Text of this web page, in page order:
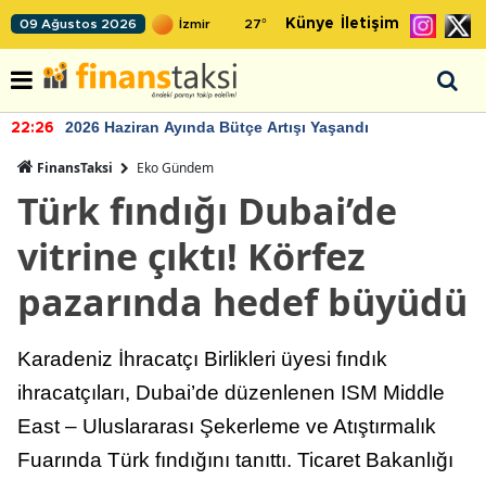
09 Ağustos 2026 27° Künye İletişim
22:26 2026 Haziran Ayında Bütçe Artışı Yaşandı
FinansTaksi Eko Gündem
Türk fındığı Dubai’de
vitrine çıktı! Körfez
pazarında hedef büyüdü
Karadeniz İhracatçı Birlikleri üyesi fındık
ihracatçıları, Dubai’de düzenlenen ISM Middle
East – Uluslararası Şekerleme ve Atıştırmalık
Fuarında Türk fındığını tanıttı. Ticaret Bakanlığı